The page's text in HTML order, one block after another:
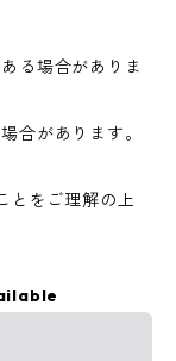
る場合がありま
合があります。
とをご理解の上